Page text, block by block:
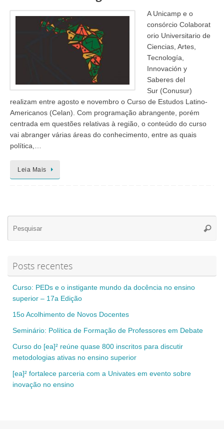
A Unicamp e o
consórcio Colaborat
orio Universitario de
Ciencias, Artes,
Tecnología,
Innovación y
Saberes del
Sur (Conusur)
realizam entre agosto e novembro o Curso de Estudos Latino-
Americanos (Celan). Com programação abrangente, porém
centrada em questões relativas à região, o conteúdo do curso
vai abranger várias áreas do conhecimento, entre as quais
política,…
Leia Mais
Posts recentes
Curso: PEDs e o instigante mundo da docência no ensino
superior – 17a Edição
15o Acolhimento de Novos Docentes
Seminário: Política de Formação de Professores em Debate
Curso do [ea]² reúne quase 800 inscritos para discutir
metodologias ativas no ensino superior
[ea]² fortalece parceria com a Univates em evento sobre
inovação no ensino